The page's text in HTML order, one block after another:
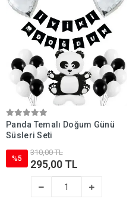
Panda Temalı Doğum Günü
Süsleri Seti
%5
310,00 TL
295,00 TL